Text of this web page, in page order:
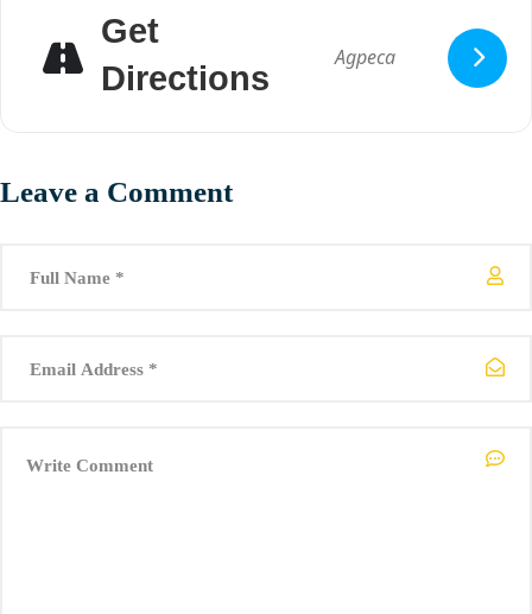
Get
Directions
Leave a Comment